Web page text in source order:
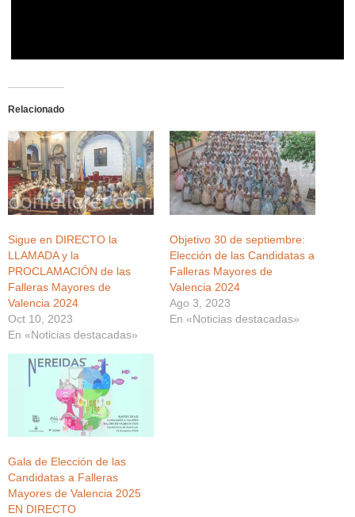
Relacionado
Sigue en DIRECTO la
LLAMADA y la
PROCLAMACIÓN de las
Falleras Mayores de
Valencia 2024
Oct 10, 2023
En «Noticias destacadas»
Objetivo 30 de septiembre:
Elección de las Candidatas a
Falleras Mayores de
Valencia 2024
Ago 3, 2023
En «Noticias destacadas»
Gala de Elección de las
Candidatas a Falleras
Mayores de Valencia 2025
EN DIRECTO